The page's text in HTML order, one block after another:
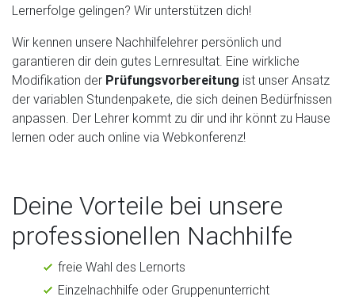
Lernerfolge gelingen? Wir unterstützen dich!
Wir kennen unsere Nachhilfelehrer persönlich und
garantieren dir dein gutes Lernresultat. Eine wirkliche
Modifikation der Prüfungsvorbereitung ist unser Ansatz
der variablen Stundenpakete, die sich deinen Bedürfnissen
anpassen. Der Lehrer kommt zu dir und ihr könnt zu Hause
lernen oder auch online via Webkonferenz!
Deine Vorteile bei unsere
professionellen Nachhilfe
freie Wahl des Lernorts
Einzelnachhilfe oder Gruppenunterricht